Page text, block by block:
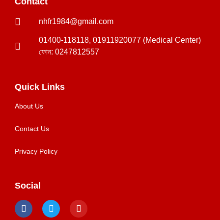
nhfr1984@gmail.com
01400-118118, 01911920077 (Medical Center)
ফোন: 0247812557
Quick Links
About Us
Contact Us
Privacy Policy
Social